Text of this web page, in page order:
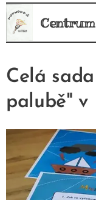
Celá
palubě" v